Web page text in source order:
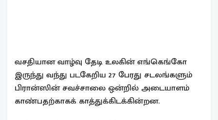
வசதியான வாழ்வு தேடி உலகின் எங்கெங்கோ
இருந்து வந்து படகேறிய 27 பேரது சடலங்களும்
பிரான்ஸின் சவச்சாலை ஒன்றில் அடையாளம்
காண்பதற்காகக் காத்துக்கிடக்கின்றன.